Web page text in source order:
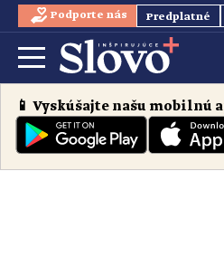
Podporte nás Predplatné
📱 Vyskúšajte našu mobilnú